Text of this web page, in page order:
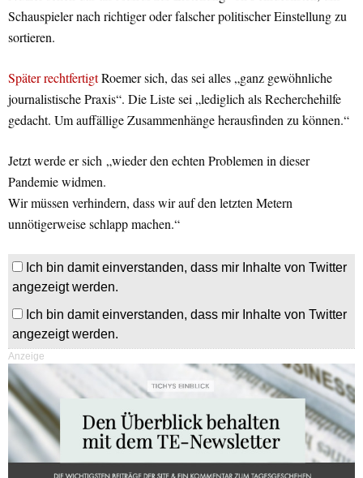
Schauspieler nach richtiger oder falscher politischer Einstellung zu
sortieren.
Später rechtfertigtRoemer sich, das sei alles „ganz gewöhnliche
journalistische Praxis“. Die Liste sei „lediglich als Recherchehilfe
gedacht. Um auffällige Zusammenhänge herausfinden zu können.“
Jetzt werde er sich „wieder den echten Problemen in dieser
Pandemie widmen.
Wir müssen verhindern, dass wir auf den letzten Metern
unnötigerweise schlapp machen.“
Ich bin damit einverstanden, dass mir Inhalte von Twitter
angezeigt werden.
Ich bin damit einverstanden, dass mir Inhalte von Twitter
angezeigt werden.
Anzeige